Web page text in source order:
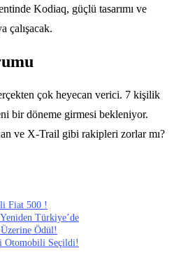
Kodiaq, güçlü tasarımı ve
çalışacak.
çok heyecan verici. 7 kişilik
bir döneme girmesi bekleniyor.
ve X-Trail gibi rakipleri zorlar mı?
Fiat 500 !
Türkiye’de
Ödül!
Otomobili Seçildi!